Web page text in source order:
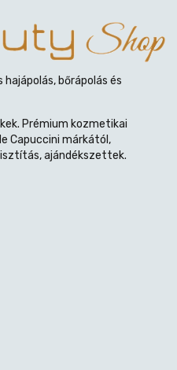
bőrápolás és
Prémium kozmetikai
Capuccini márkától,
ajándékszettek.